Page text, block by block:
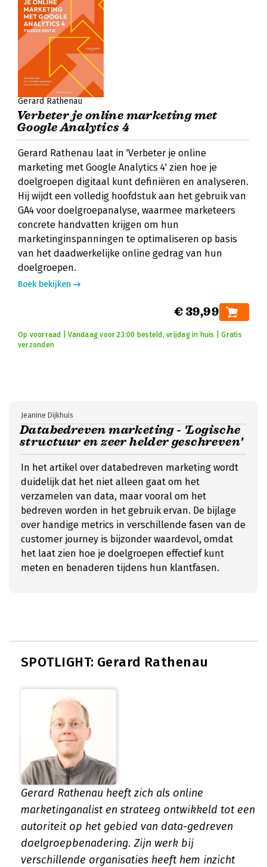
Gerard Rathenau
Verbeter je online marketing met
Google Analytics 4
Gerard Rathenau laat in 'Verbeter je online
marketing met Google Analytics 4' zien hoe je
doelgroepen digitaal kunt definiëren en analyseren.
Hij wijdt een volledig hoofdstuk aan het gebruik van
GA4 voor doelgroepanalyse, waarmee marketeers
concrete handvatten krijgen om hun
marketinginspanningen te optimaliseren op basis
van het daadwerkelijke online gedrag van hun
doelgroepen.
Boek bekijken
€ 39,99
Op voorraad | Vandaag voor 23:00 besteld, vrijdag in huis | Gratis
verzonden
Databedreven marketing - 'Logische
structuur en zeer helder geschreven'
Jeanine Dijkhuis
In het artikel over databedreven marketing wordt
duidelijk dat het niet alleen gaat om het
verzamelen van data, maar vooral om het
bedreven worden in het gebruik ervan. De bijlage
over handige metrics in verschillende fasen van de
customer journey is bijzonder waardevol, omdat
het laat zien hoe je doelgroepen effectief kunt
meten en benaderen tijdens hun klantfasen.
SPOTLIGHT: Gerard Rathenau
Gerard Rathenau heeft zich als online
marketinganalist en strateeg ontwikkeld tot een
autoriteit op het gebied van data-gedreven
doelgroepbenadering. Zijn werk bij
verschillende organisaties heeft hem inzicht